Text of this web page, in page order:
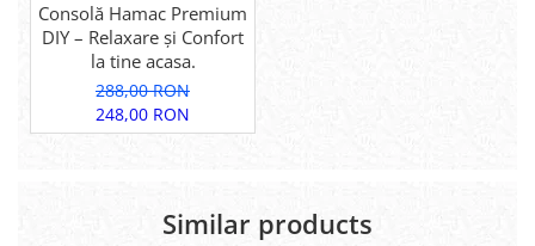
Consolă Hamac Premium
DIY – Relaxare și Confort
la tine acasa.
288,00 RON
248,00 RON
Similar products